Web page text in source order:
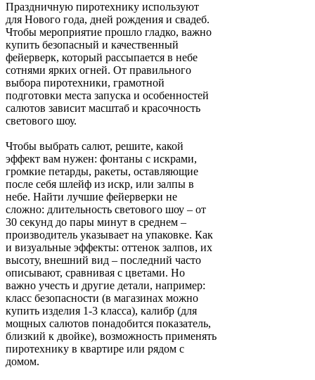
Праздничную пиротехнику используют
для Нового года, дней рождения и свадеб.
Чтобы мероприятие прошло гладко, важно
купить безопасный и качественный
фейерверк, который рассыпается в небе
сотнями ярких огней. От правильного
выбора пиротехники, грамотной
подготовки места запуска и особенностей
салютов зависит масштаб и красочность
светового шоу.
Чтобы выбрать салют, решите, какой
эффект вам нужен: фонтаны с искрами,
громкие петарды, ракеты, оставляющие
после себя шлейф из искр, или залпы в
небе. Найти лучшие фейерверки не
сложно: длительность светового шоу – от
30 секунд до пары минут в среднем –
производитель указывает на упаковке. Как
и визуальные эффекты: оттенок залпов, их
высоту, внешний вид – последний часто
описывают, сравнивая с цветами. Но
важно учесть и другие детали, например:
класс безопасности (в магазинах можно
купить изделия 1-3 класса), калибр (для
мощных салютов понадобится показатель,
близкий к двойке), возможность применять
пиротехнику в квартире или рядом с
домом.